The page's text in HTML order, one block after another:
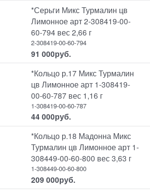
*Серьги Микс Турмалин цв
Лимонное арт 2-308419-00-
60-794 вес 2,66 г
2-308419-00-60-794
91 000руб.
*Кольцо р.17 Микс Турмалин
цв Лимонное арт 1-308419-
00-60-787 вес 1,16 г
1-308419-00-60-787
44 000руб.
*Кольцо р.18 Мадонна Микс
Турмалин цв Лимонное арт 1-
308449-00-60-800 вес 3,63 г
1-308449-00-60-800
209 000руб.